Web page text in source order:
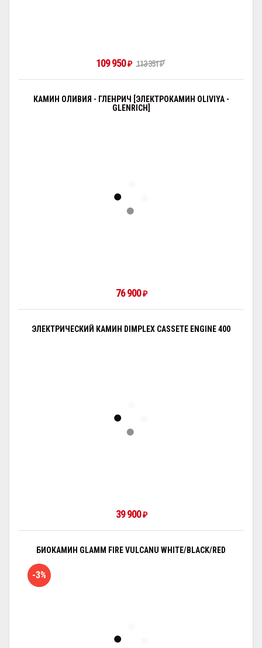
109 950₽ 113 351₽
КАМИН ОЛИВИЯ - ГЛЕНРИЧ [ЭЛЕКТРОКАМИН OLIVIYA -
GLENRICH]
76 900₽
ЭЛЕКТРИЧЕСКИЙ КАМИН DIMPLEX CASSETE ENGINE 400
39 900₽
БИОКАМИН GLAMM FIRE VULCANU WHITE/BLACK/RED
-3%